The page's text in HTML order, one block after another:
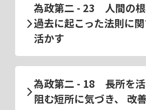
為政第二 - 23 人間の根
過去に起こった法則に
活かす
為政第二 - 18 長所を
阻む短所に気づき、 改